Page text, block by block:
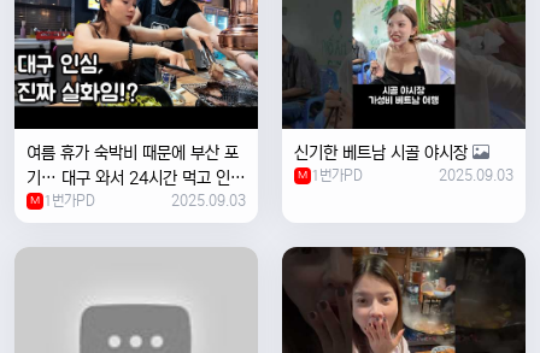
여름 휴가 숙박비 때문에 부산 포
기… 대구 와서 24시간 먹고 인생
위로받았습니다
M 1번가PD 2025.09.03
신기한 베트남 시골 야시장
M 1번가PD 2025.09.03